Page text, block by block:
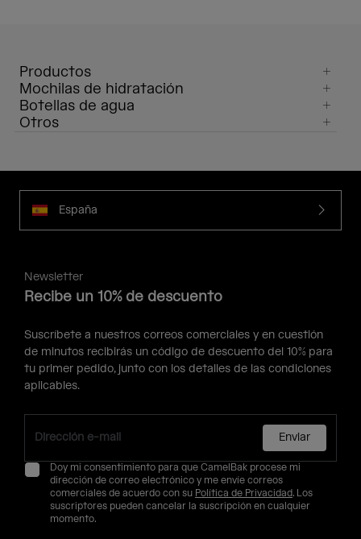
Productos
Mochilas de hidratación
Botellas de agua
Otros
España
Newsletter
Recibe un 10% de descuento
Suscríbete a nuestros correos comerciales y en cuestión
de minutos recibirás un código de descuento del 10% para
tu primer pedido, junto con los detalles de las condiciones
aplicables.
Enviar
Doy mi consentimiento para que CamelBak procese mi
dirección de correo electrónico y me envíe correos
comerciales de acuerdo con su Política de Privacidad. Los
suscriptores pueden cancelar la suscripción en cualquier
momento.